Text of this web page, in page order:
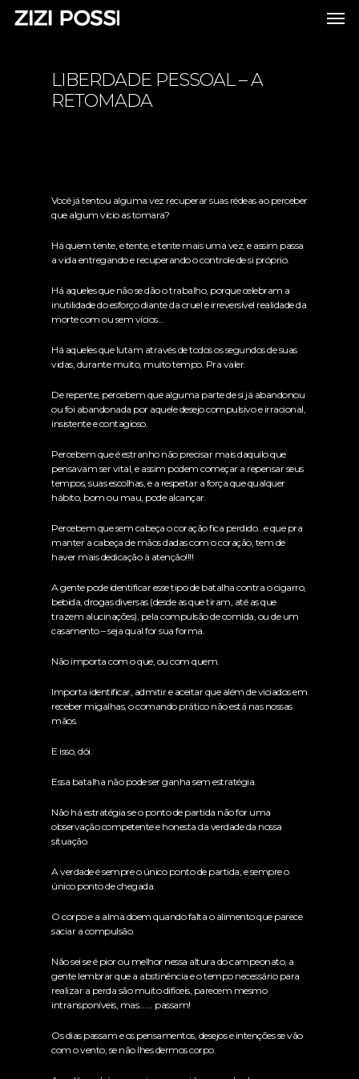
LIBERDADE PESSOAL – A
RETOMADA
Você já tentou alguma vez recuperar suas rédeas ao perceber
que algum vício as tomara?
Há quem tente, e tente, e tente mais uma vez, e assim passa
a vida entregando e recuperando o controle de si próprio.
Há aqueles que não se dão o trabalho, porque celebram a
inutilidade do esforço diante da cruel e irreversível realidade da
morte com ou sem vícios…
Há aqueles que lutam através de todos os segundos de suas
vidas, durante muito, muito tempo. Pra valer.
De repente, percebem que alguma parte de si já abandonou
ou foi abandonada por aquele desejo compulsivo e irracional,
insistente e contagioso.
Percebem que é estranho não precisar mais daquilo que
pensavam ser vital, e assim podem começar a repensar seus
tempos, suas escolhas, e a respeitar a força que qualquer
hábito, bom ou mau, pode alcançar.
Percebem que sem cabeça o coração fica perdido…e que pra
manter a cabeça de mãos dadas com o coração, tem de
haver mais dedicação à atenção!!!!
A gente pode identificar esse tipo de batalha contra o cigarro,
bebida, drogas diversas (desde as que tiram, até as que
trazem alucinações), pela compulsão de comida, ou de um
casamento – seja qual for sua forma.
Não importa com o que, ou com quem.
Importa identificar, admitir e aceitar que além de viciados em
receber migalhas, o comando prático não está nas nossas
mãos.
E isso, dói.
Essa batalha não pode ser ganha sem estratégia.
Não há estratégia se o ponto de partida não for uma
observação competente e honesta da verdade da nossa
situação.
A verdade é sempre o único ponto de partida, e sempre o
único ponto de chegada.
O corpo e a alma doem quando falta o alimento que parece
saciar a compulsão.
Não sei se é pior ou melhor nessa altura do campeonato, a
gente lembrar que a abstinência e o tempo necessário para
realizar a perda são muito difíceis, parecem mesmo
intransponíveis, mas……. passam!
Os dias passam e os pensamentos, desejos e intenções se vão
com o vento, se não lhes dermos corpo.